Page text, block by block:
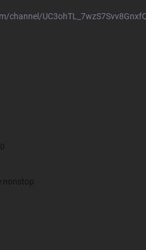
channel/
nonstop